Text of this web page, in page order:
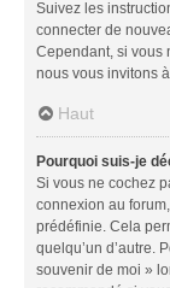
Suivez les
connecter de
Cependant, si vous
nous vous invitons
Haut
Pourquoi suis-je
Si vous ne cochez
connexion au
prédéfinie. Cela
quelqu’un d’autre.
souvenir de moi »